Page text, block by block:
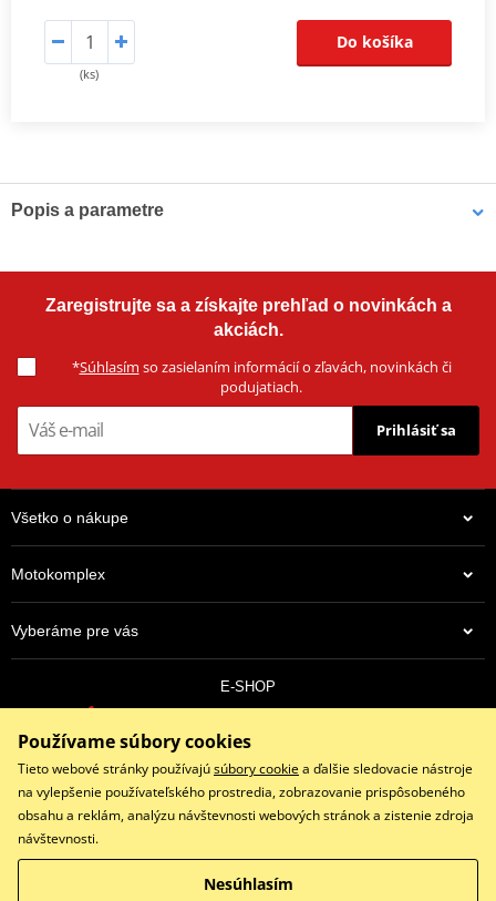
(ks)
Do košíka
Popis a parametre
strieborná
Závit
M8, ľavý
NIE
Zaregistrujte sa a získajte prehľad o novinkách a
akciách.
*Súhlasím so zasielaním informácií o zľavách, novinkách či
podujatiach.
Prihlásiť sa
Všetko o nákupe
Motokomplex
Vyberáme pre vás
E-SHOP
objednavky@eshopmotokomplex.sk
Po - Pia: 8:30-17:00 | Nedeľa: ZATVORENÉ
Facebook
Copyright © 2026 www.eshopmotokomplex.sk
Používame súbory cookies
Tieto webové stránky používajúsúbory cookiea ďalšie sledovacie nástroje
na vylepšenie používateľského prostredia, zobrazovanie prispôsobeného
obsahu a reklám, analýzu návštevnosti webových stránok a zistenie zdroja
návštevnosti.
Nesúhlasím